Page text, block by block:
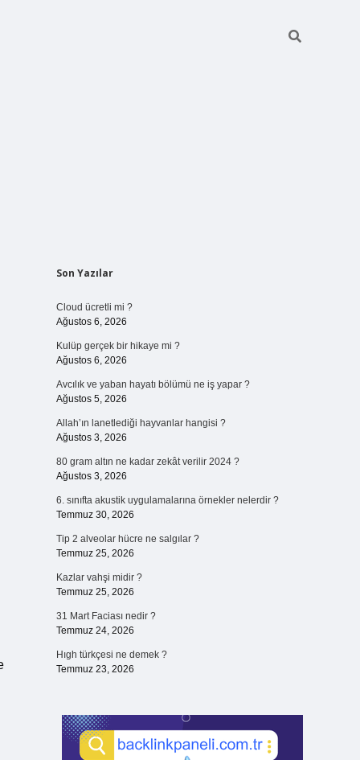
Sidebar
Son Yazılar
Cloud ücretli mi ?
Ağustos 6, 2026
Kulüp gerçek bir hikaye mi ?
Ağustos 6, 2026
Avcılık ve yaban hayatı bölümü ne iş yapar ?
Ağustos 5, 2026
Allah’ın lanetlediği hayvanlar hangisi ?
Ağustos 3, 2026
80 gram altın ne kadar zekât verilir 2024 ?
Ağustos 3, 2026
6. sınıfta akustik uygulamalarına örnekler nelerdir ?
Temmuz 30, 2026
Tip 2 alveolar hücre ne salgılar ?
Temmuz 25, 2026
Kazlar vahşi midir ?
Temmuz 25, 2026
31 Mart Faciası nedir ?
Temmuz 24, 2026
Hıgh türkçesi ne demek ?
Temmuz 23, 2026